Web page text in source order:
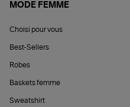
MODE FEMME
Choisi pour vous
Best-Sellers
Robes
Baskets femme
Sweatshirt